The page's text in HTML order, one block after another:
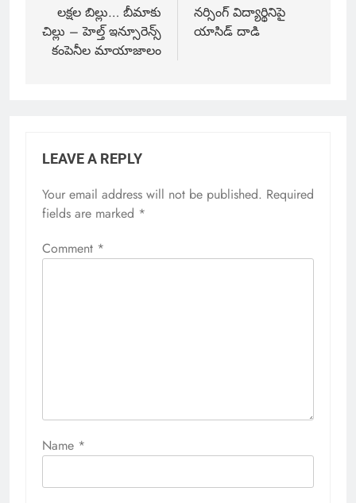
లక్షల బిల్లు… బీమాకు
చిల్లు – హెల్త్ ఇన్సూరెన్స్
కంపెనీల మాయాజాలం
నర్సింగ్ విద్యార్థినిపై
యాసిడ్ దాడి
LEAVE A REPLY
Your email address will not be published. Required
fields are marked *
Comment *
Name *